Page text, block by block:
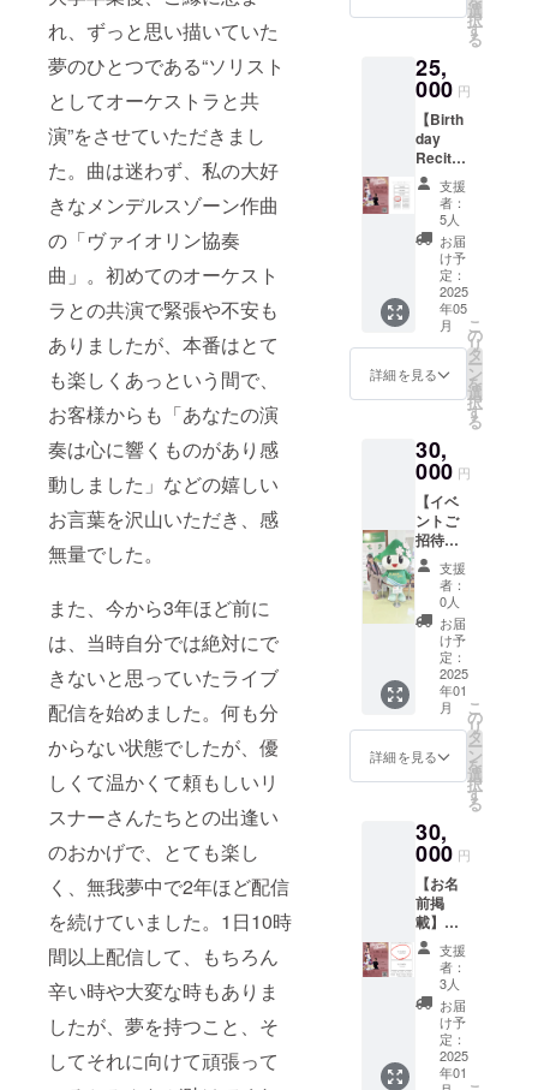
れ、ずっと思い描いていた
夢のひとつである“ソリスト
としてオーケストラと共
演”をさせていただきまし
た。曲は迷わず、私の大好
きなメンデルスゾーン作曲
の「ヴァイオリン協奏
曲」。初めてのオーケスト
ラとの共演で緊張や不安も
ありましたが、本番はとて
も楽しくあっという間で、
お客様からも「あなたの演
奏は心に響くものがあり感
動しました」などの嬉しい
お言葉を沢山いただき、感
無量でした。
また、今から3年ほど前に
は、当時自分では絶対にで
きないと思っていたライブ
配信を始めました。何も分
からない状態でしたが、優
しくて温かくて頼もしいリ
スナーさんたちとの出逢い
のおかげで、とても楽し
く、無我夢中で2年ほど配信
を続けていました。1日10時
間以上配信して、もちろん
辛い時や大変な時もありま
したが、夢を持つこと、そ
してそれに向けて頑張って
担くだ
さい。
・クラ
ウド
ファン
ディン
グ終了
後、会
場など
詳細情
報を
メール
にてご
案内し
ます。
（ニッ
ム）を
掲載し
ます。
・支援
時、必
ず備考
欄に希
望され
るお名
前をご
記入く
ださ
い。 ・
お名前
のご確
認を
メール
ます。
・協賛
いただ
く企業
様は、
後日
メール
にて広
告掲載
内容の
データ
を頂き
ます。
その
際、こ
ちらの
掲載サ
をお送
りくだ
さい。
頂いた
データ
を確認
のうえ
不備が
なけれ
ばその
まま掲
載させ
て頂き
ます。
選
択
す
る
25,
000 円
【Birth
day
Recital
の
DVD・
Blu-ray
のエン
ドロー
ルにお
名前掲
載】＋
DVDま
たは
Blu-ray
付き♡
2025年
1月25日
(土)Birt
hday
Recital
の
DVD・
Blu-ray
を作成
予定で
す。 そ
のエン
ドロー
ルに、
支援者
様のお
名前
（ニッ
クネー
また
2025年
5月以降
に、エ
ンド
ロール
にお名
前入り
の、
Birthda
Recital
のDVD
または
支援
者：
5人
お届
け予
定：
2025
年05
月
詳細を見る
こ
の
リ
タ
ー
ン
を
選
択
す
る
30,
000 円
【イベ
ントご
招待】
2025年
1月25日
(土)Birt
hday
Recital
終了後
の懇親
会と、
翌日の
クラウ
ドファ
ンディ
ング支
限定 特
別ラン
チ会に
ご招待
いたし
ます。
・日
程：
2025年
1月25日
(土)17:0
19:00（
懇親
支援
者：
0人
お届
け予
定：
2025
年01
月
詳細を見る
こ
の
リ
タ
ー
ン
を
選
択
す
る
30,
000 円
【お名
前掲
載】
2025年
1月25日
(土)Birt
hday
Recital
で配布
するプ
ログラ
支援
者：
3人
お届
け予
定：
2025
年01